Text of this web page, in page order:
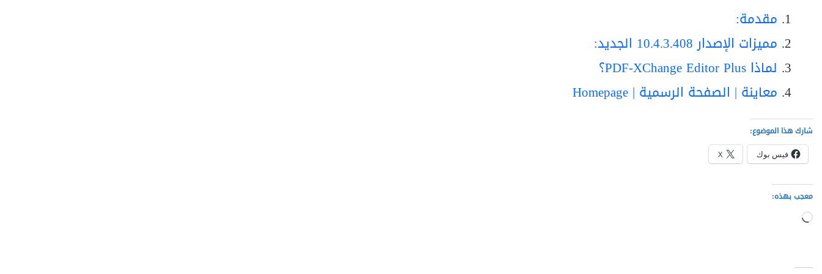
مقدمة:
مميزات الإصدار 10.4.3.408 الجديد:
لماذا PDF-XChange Editor Plus؟
معاينة | الصفحة الرسمية | Homepage
شارك هذا الموضوع:
فيس بوك X
معجب بهذه:
جاري